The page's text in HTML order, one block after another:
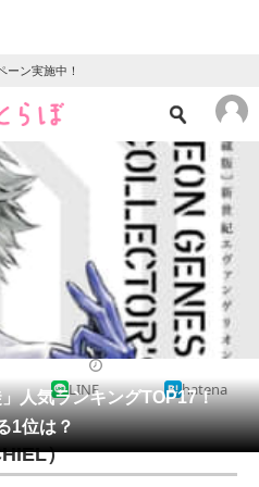
ーン実施中！
ニュース
クイズ
教育・育児
リサーチ
」人気ランキングTOP17！
1位は？
LINE hatena
）